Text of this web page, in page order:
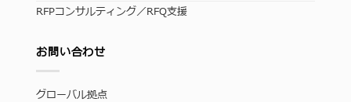
RFPコンサルティング／RFQ支援
お問い合わせ
グローバル拠点